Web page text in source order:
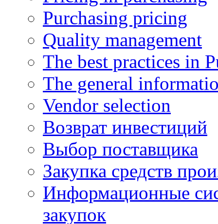
Purchasing pricing
Quality management
The best practices in
The general
Vendor selection
Возврат инвестиций
Выбор поставщика
Закупка средств
Информационные
закупок